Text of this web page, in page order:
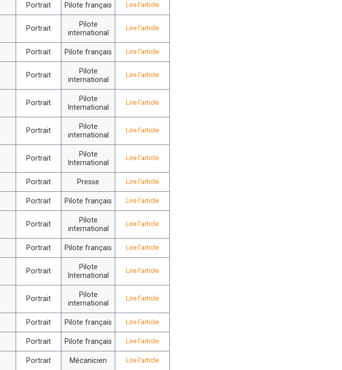
Portrait Pilote français Lire l'article
Portrait
Pilote
international
Lire l'article
Portrait Pilote français Lire l'article
Portrait
Pilote
international
Lire l'article
Portrait
Pilote
International
Lire l'article
Portrait
Pilote
international
Lire l'article
Portrait
Pilote
International
Lire l'article
Portrait Presse Lire l'article
Portrait Pilote français Lire l'article
Portrait
Pilote
international
Lire l'article
Portrait Pilote français Lire l'article
Portrait
Pilote
International
Lire l'article
Portrait
Pilote
international
Lire l'article
Portrait Pilote français Lire l'article
Portrait Pilote français Lire l'article
Portrait Mécanicien Lire l'article